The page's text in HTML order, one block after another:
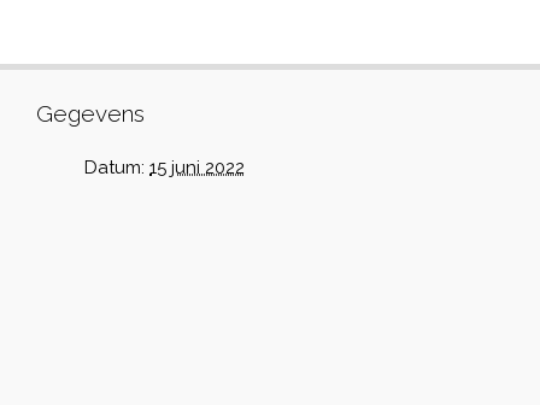
Gegevens
Datum: 15 juni 2022